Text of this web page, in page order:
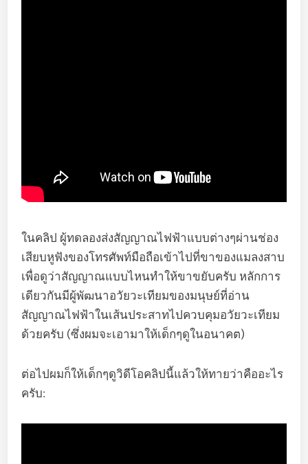
ในคลิป ผู้ทดลองส่งสัญญาณไฟฟ้าแบบต่างๆผ่านช่อง
เสียบหูฟังของโทรศัพท์มือถือเข้าไปที่ขาของแมลงสาบ
เพื่อดูว่าสัญญาณแบบไหนทำให้ขาขยับครับ หลักการ
เดียวกันมีผู้พัฒนาอวัยวะเทียมของมนุษย์ที่อ่าน
สัญญาณไฟฟ้าในเส้นประสาทไปควบคุมอวัยวะเทียม
ด้วยครับ (ซึ่งผมจะเอามาให้เด็กๆดูในอนาคต)
ต่อไปผมก็ให้เด็กๆดูวิดีโอคลิปนี้แล้วให้ทายว่าคืออะไร
ครับ: